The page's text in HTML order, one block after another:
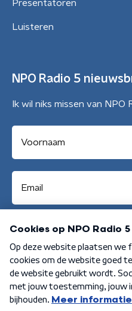
Presentatoren
Luisteren
NPO Radio 5
Ik wil niks missen van NPO
Algemene voorwaarden